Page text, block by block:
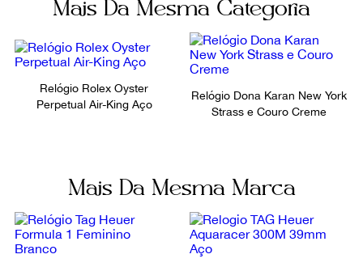
Mais Da Mesma Categoria
Relógio Rolex Oyster
Perpetual Air-King Aço
Relógio Dona Karan New York
Strass e Couro Creme
Mais Da Mesma Marca